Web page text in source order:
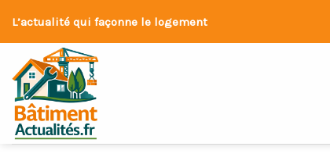
content
L’actualité qui façonne le logement